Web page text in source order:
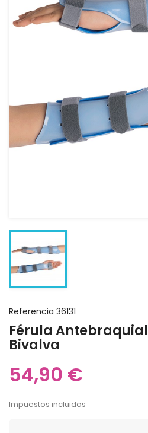
Referencia 36131
Férula
Bivalva
54,90 €
Impuestos incluidos